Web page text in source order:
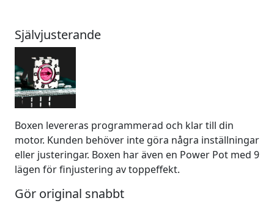
Självjusterande
Boxen levereras programmerad och klar till din
motor. Kunden behöver inte göra några inställningar
eller justeringar. Boxen har även en Power Pot med 9
lägen för finjustering av toppeffekt.
Gör original snabbt